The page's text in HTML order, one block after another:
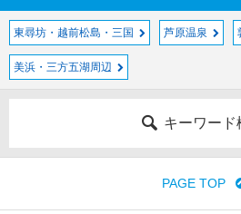
東尋坊・越前松島・三国 芦原温泉
美浜・三方五湖周辺
キーワード
PAGE TOP